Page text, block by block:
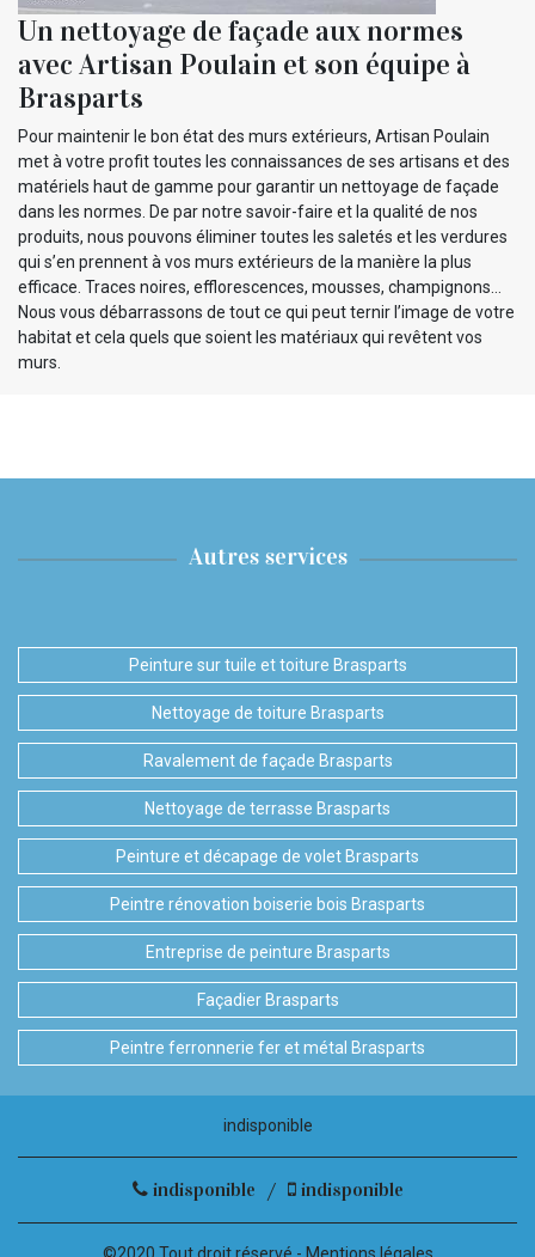
Un nettoyage de façade aux normes
avec Artisan Poulain et son équipe à
Brasparts
Pour maintenir le bon état des murs extérieurs, Artisan Poulain
met à votre profit toutes les connaissances de ses artisans et des
matériels haut de gamme pour garantir un nettoyage de façade
dans les normes. De par notre savoir-faire et la qualité de nos
produits, nous pouvons éliminer toutes les saletés et les verdures
qui s’en prennent à vos murs extérieurs de la manière la plus
efficace. Traces noires, efflorescences, mousses, champignons…
Nous vous débarrassons de tout ce qui peut ternir l’image de votre
habitat et cela quels que soient les matériaux qui revêtent vos
murs.
Autres services
Peinture sur tuile et toiture Brasparts
Nettoyage de toiture Brasparts
Ravalement de façade Brasparts
Nettoyage de terrasse Brasparts
Peinture et décapage de volet Brasparts
Peintre rénovation boiserie bois Brasparts
Entreprise de peinture Brasparts
Façadier Brasparts
Peintre ferronnerie fer et métal Brasparts
indisponible
indisponible / indisponible